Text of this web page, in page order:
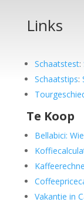
Links
Schaatstest:
Schaatstips:
Te Koop
Bellabici:
Vakantie in